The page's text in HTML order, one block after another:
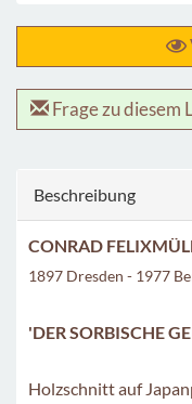
Frage zu diesem
Beschreibung
CONRAD
1897 Dresden - 1977
'DER SORBISCHE
Holzschnitt auf